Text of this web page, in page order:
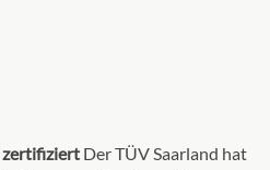
Der TÜV Saarland hat